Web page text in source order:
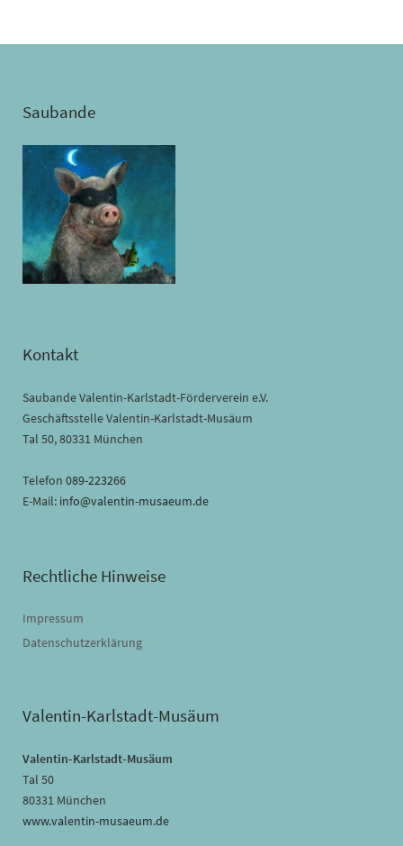
Saubande
Kontakt
Saubande Valentin-Karlstadt-Förderverein e.V.
Geschäftsstelle Valentin-Karlstadt-Musäum
Tal 50, 80331 München
Telefon 089-223266
E-Mail: info@valentin-musaeum.de
Rechtliche Hinweise
Impressum
Datenschutzerklärung
Valentin-Karlstadt-Musäum
Valentin-Karlstadt-Musäum
Tal 50
80331 München
www.valentin-musaeum.de